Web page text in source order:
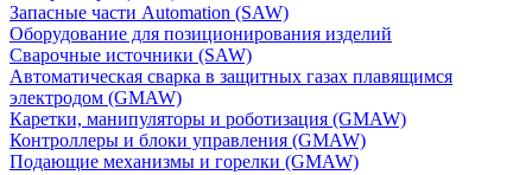
Запасные части Automation (SAW)
Оборудование для позиционирования изделий
Сварочные источники (SAW)
Автоматическая сварка в защитных газах плавящимся
электродом (GMAW)
Каретки, манипуляторы и роботизация (GMAW)
Контроллеры и блоки управления (GMAW)
Подающие механизмы и горелки (GMAW)